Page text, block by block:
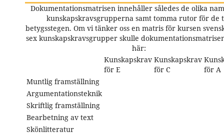
Kunskapskrav
för E
Kunskapskrav
för C
för A
Muntlig framställning
Argumentationsteknik
Skriftlig framställning
Bearbetning av text
Skönlitteratur
Dokumentationsmatrisen innehåller således de olika
kunskapskravsgrupperna samt tomma rutor för de
betygsstegen. Om vi tänker oss en matris för kursen
sex kunskapskravsgrupper skulle
här: